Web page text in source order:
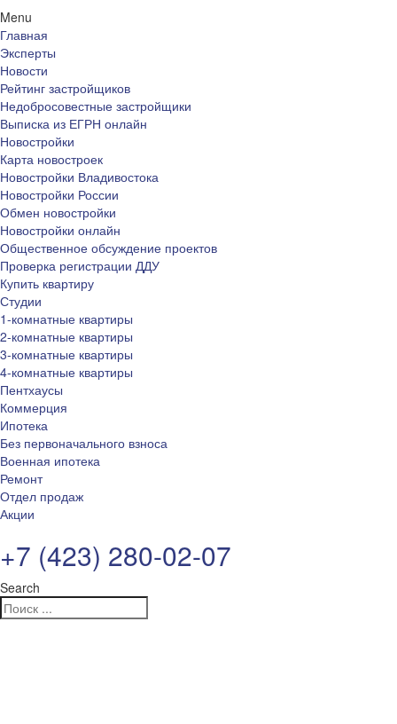
Menu
Главная
Эксперты
Новости
Рейтинг застройщиков
Недобросовестные застройщики
Выписка из ЕГРН онлайн
Новостройки
Карта новостроек
Новостройки Владивостока
Новостройки России
Обмен новостройки
Новостройки онлайн
Общественное обсуждение проектов
Проверка регистрации ДДУ
Купить квартиру
Студии
1-комнатные квартиры
2-комнатные квартиры
3-комнатные квартиры
4-комнатные квартиры
Пентхаусы
Коммерция
Ипотека
Без первоначального взноса
Военная ипотека
Ремонт
Отдел продаж
Акции
+7 (423) 280-02-07
Search